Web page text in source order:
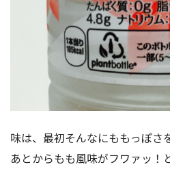
味は、最初そんなにももっぽさ
あとからもも風味がフワァッ！